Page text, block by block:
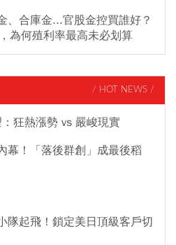
、合庫金...官股金控買誰好？
為何殖利率最高未必划算
/ HOT NEWS /
狂熱漲勢 vs 嚴峻現實
幕！「落後群創」成最後稻
隊起飛！鎖定美日頂級客戶切